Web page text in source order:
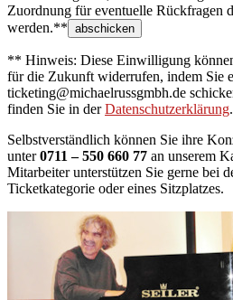
Zuordnung für eventuelle Rückfragen
werden.**
** Hinweis: Diese Einwilligung
für die Zukunft widerrufen, indem Sie
ticketing@michaelrussgmbh.de
finden Sie in derDatenschutzerklärung.
Selbstverständlich können Sie ihre
unter0711 – 550 660 77 an unserem
Mitarbeiter unterstützen Sie gerne bei
Ticketkategorie oder eines Sitzplatzes.